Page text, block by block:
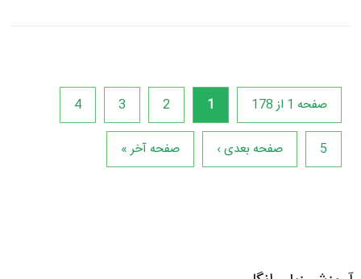
صفحه 1 از 178 1
2
3
4
5 صفحه بعدی › صفحه آخر »